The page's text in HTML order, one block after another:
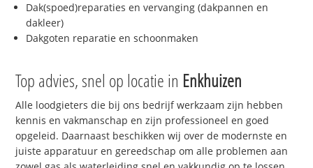
Dak(spoed)reparaties en vervanging (dakpannen en
dakleer)
Dakgoten reparatie en schoonmaken
Top advies, snel op locatie in Enkhuizen
Alle loodgieters die bij ons bedrijf werkzaam zijn hebben
kennis en vakmanschap en zijn professioneel en goed
opgeleid. Daarnaast beschikken wij over de modernste en
juiste apparatuur en gereedschap om alle problemen aan